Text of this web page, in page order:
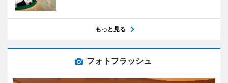
もっと見る
フォトフラッシュ